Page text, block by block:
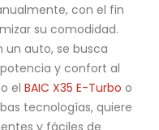
con el fin
su comodidad.
un auto, se busca
y confort al
elBAIC X35 E-Turbo o
tecnologías, quiere
y fáciles de